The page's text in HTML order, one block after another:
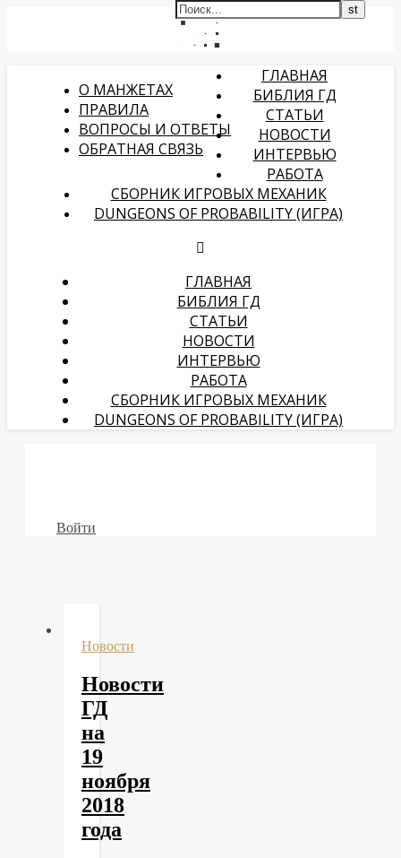
О МАНЖЕТАХ
ПРАВИЛА
ВОПРОСЫ И ОТВЕТЫ
ОБРАТНАЯ СВЯЗЬ
ГЛАВНАЯ
БИБЛИЯ ГД
СТАТЬИ
НОВОСТИ
ИНТЕРВЬЮ
РАБОТА
СБОРНИК ИГРОВЫХ МЕХАНИК
DUNGEONS OF PROBABILITY (ИГРА)
ГЛАВНАЯ
БИБЛИЯ ГД
СТАТЬИ
НОВОСТИ
ИНТЕРВЬЮ
РАБОТА
СБОРНИК ИГРОВЫХ МЕХАНИК
DUNGEONS OF PROBABILITY (ИГРА)
Войти
Новости
Новости
ГД
на
19
ноября
2018
года